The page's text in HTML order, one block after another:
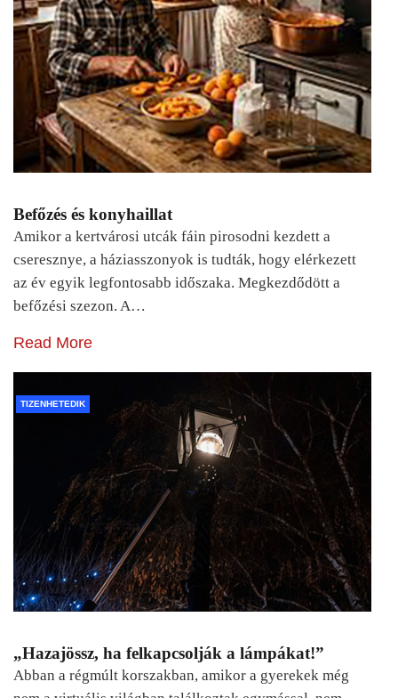
Befőzés és konyhaillat
Amikor a kertvárosi utcák fáin pirosodni kezdett a
cseresznye, a háziasszonyok is tudták, hogy elérkezett
az év egyik legfontosabb időszaka. Megkezdődött a
befőzési szezon. A…
Read More
TIZENHETEDIK
„Hazajössz, ha felkapcsolják a lámpákat!”
Abban a régmúlt korszakban, amikor a gyerekek még